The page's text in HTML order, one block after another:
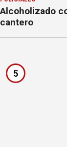
Alcoholizado
cantero
5